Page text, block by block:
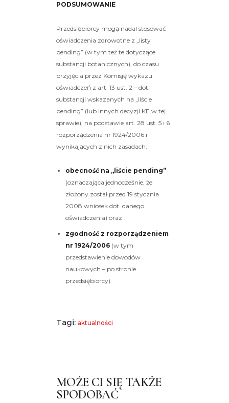
PODSUMOWANIE
Przedsiębiorcy mogą nadal stosować
oświadczenia zdrowotne z „listy
pending” (w tym też te dotyczące
substancji botanicznych), do czasu
przyjęcia przez Komisję wykazu
oświadczeń z art. 13 ust. 2 – dot.
substancji wskazanych na „liście
pending” (lub innych decyzji KE w tej
sprawie), na podstawie art. 28 ust. 5 i 6
rozporządzenia nr 1924/2006 i
wynikających z nich zasadach:
obecność na „liście pending”
(oznaczająca jednocześnie, że
złożony został przed 19 stycznia
2008 wniosek dot. danego
oświadczenia) oraz
zgodność z rozporządzeniem
nr 1924/2006 (w tym
przedstawienie dowodów
naukowych – po stronie
przedsiębiorcy).
Tagi: aktualności
MOŻE CI SIĘ TAKŻE
SPODOBAĆ